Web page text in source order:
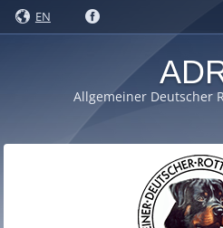
EN
Allgemeiner Deutscher